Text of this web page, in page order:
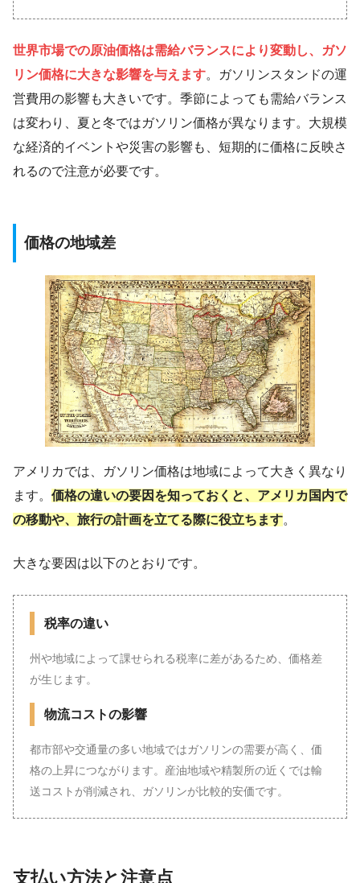
世界市場での原油価格は需給バランスにより変動し、ガソ
リン価格に大きな影響を与えます。ガソリンスタンドの運
営費用の影響も大きいです。季節によっても需給バランス
は変わり、夏と冬ではガソリン価格が異なります。大規模
な経済的イベントや災害の影響も、短期的に価格に反映さ
れるので注意が必要です。
価格の地域差
アメリカでは、ガソリン価格は地域によって大きく異なり
ます。 価格の違いの要因を知っておくと、アメリカ国内で
の移動や、旅行の計画を立てる際に役立ちます。
大きな要因は以下のとおりです。
税率の違い
州や地域によって課せられる税率に差があるため、価格差
が生じます。
物流コストの影響
都市部や交通量の多い地域ではガソリンの需要が高く、価
格の上昇につながります。産油地域や精製所の近くでは輸
送コストが削減され、ガソリンが比較的安価です。
支払い方法と注意点